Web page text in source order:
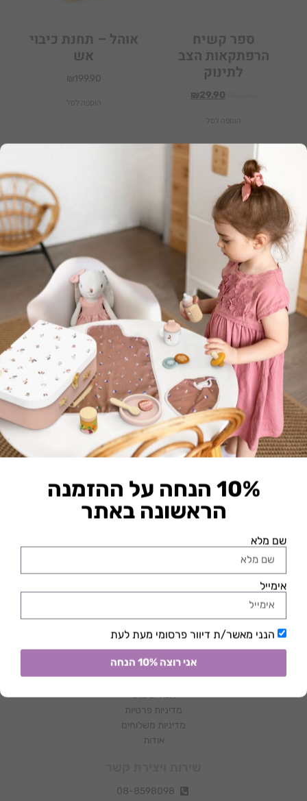
ספר קשיח
הרפתקאות הצב
לתינוק
₪29.90
הוספה לסל
אוהל – תחנת כיבוי
אש
₪199.90
הוספה לסל
מגדל טבעות נשכנים
צבעי אדמה
₪79.90
הוספה לסל
המוצר אזל באתר
ניתן לרכוש אותו בחלק מנקודות המכירה
אוהל היער הקסום
₪199.90
מידע נוסף
מידע
שאלות נפוצות
תנאי שימוש
מדיניות פרטיות
מדיניות משלוחים
אודות
08-8598098